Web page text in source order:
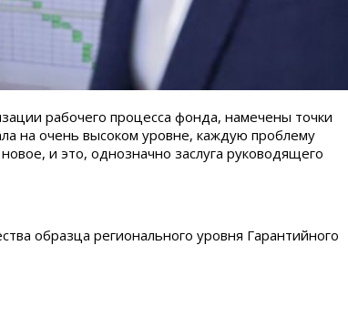
рабочего процесса фонда, намечены точки
на очень высоком уровне, каждую проблему
и это, однозначно заслуга руководящего
образца регионального уровня Гарантийного